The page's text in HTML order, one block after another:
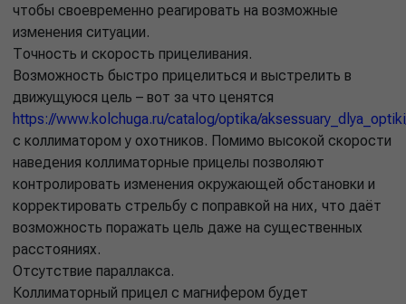
чтобы своевременно реагировать на возможные
изменения ситуации.
Точность и скорость прицеливания.
Возможность быстро прицелиться и выстрелить в
движущуюся цель – вот за что ценятся
https://www.kolchuga.ru/catalog/optika/
с коллиматором у охотников. Помимо высокой скорости
наведения коллиматорные прицелы позволяют
контролировать изменения окружающей обстановки и
корректировать стрельбу с поправкой на них, что даёт
возможность поражать цель даже на существенных
расстояниях.
Отсутствие параллакса.
Коллиматорный прицел с магнифером будет